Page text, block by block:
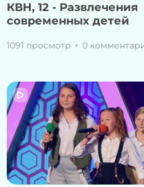
КВН, 12 - Развлечения
современных детей
1091 просмотр 0